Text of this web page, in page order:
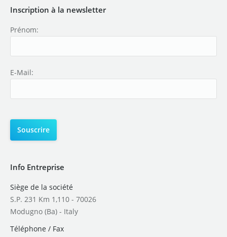
Inscription à la newsletter
Prénom:
E-Mail:
Info Entreprise
Siège de la société
S.P. 231 Km 1,110 - 70026
Modugno (Ba) - Italy
Téléphone / Fax